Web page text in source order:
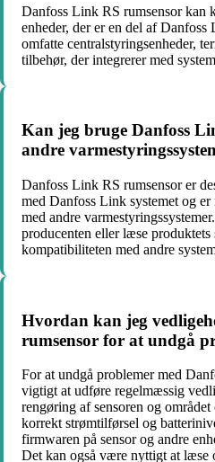
Danfoss Link RS rumsensor kan
enheder, der er en del af Danfoss
omfatte centralstyringsenheder,
tilbehør, der integrerer med
Kan jeg bruge Danfoss
andre
Danfoss Link RS rumsensor er
med Danfoss Link systemet og
med andre
producenten eller læse
kompatibiliteten med andre
Hvordan kan jeg
rumsensor for at undgå
For at undgå problemer med
vigtigt at udføre regelmæssig
rengøring af sensoren og
korrekt strømtilførsel og
firmwaren på sensor og andre
Det kan også være nyttigt at læse